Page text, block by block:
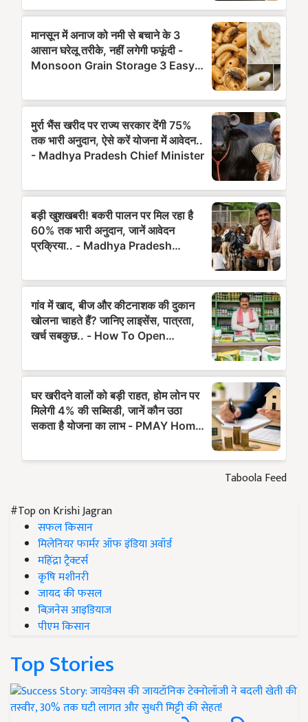
Taboola Feed
#Top on Krishi Jagran
सफल किसान
मिलेनियर फार्मर ऑफ इंडिया अवॉर्ड
महिंद्रा ट्रैक्टर्स
कृषि मशीनरी
जायद की फसल
बिज़नेस आइडियाज
पीएम किसान
Top Stories